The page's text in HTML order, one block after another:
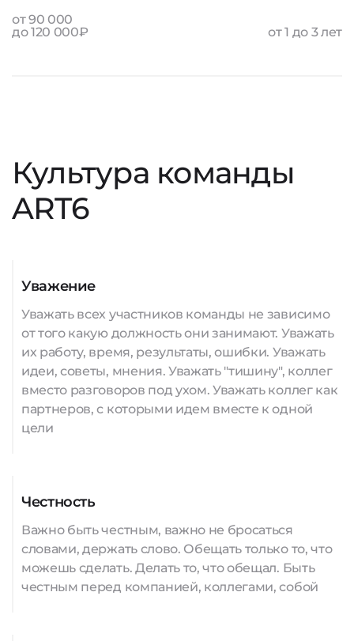
от 90 000
до 120 000₽
от 1 до 3 лет
Культура команды
ART6
Уважение
Уважать всех участников команды не зависимо
от того какую должность они занимают. Уважать
их работу, время, результаты, ошибки. Уважать
идеи, советы, мнения. Уважать "тишину", коллег
вместо разговоров под ухом. Уважать коллег как
партнеров, с которыми идем вместе к одной
цели
Честность
Важно быть честным, важно не бросаться
словами, держать слово. Обещать только то, что
можешь сделать. Делать то, что обещал. Быть
честным перед компанией, коллегами, собой